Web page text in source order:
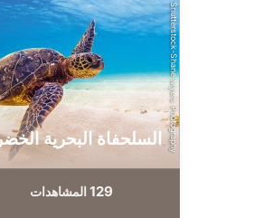
Shutterstock-Shane Myers Photography السلحفاة البحرية
129 المشاهدات